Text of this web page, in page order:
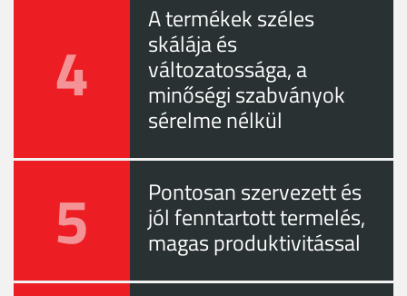
4
A termékek széles
skálája és
változatossága, a
minőségi szabványok
sérelme nélkül
5 Pontosan szervezett és
jól fenntartott termelés,
magas produktivitással